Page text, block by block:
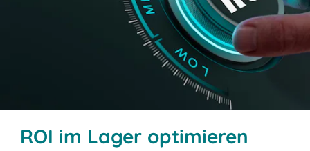
ROI im Lager optimieren